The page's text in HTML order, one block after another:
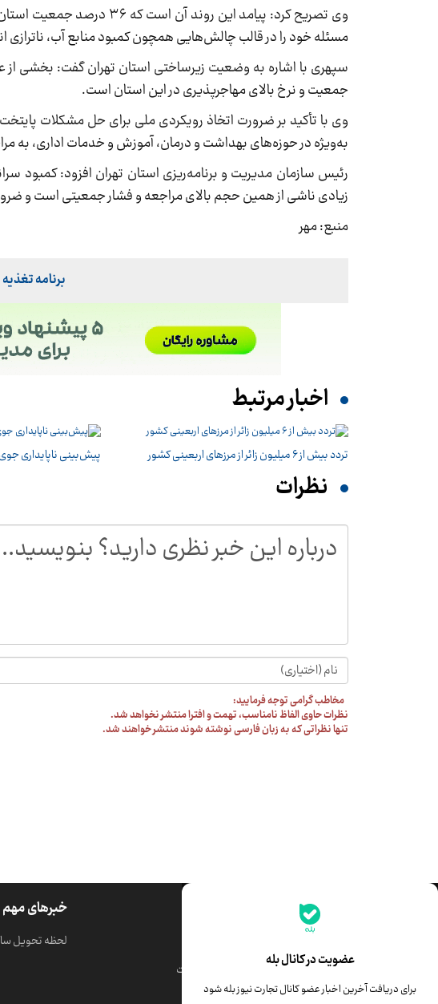
وی تصریح کرد: پیامد این
مسئله خود را در قالب چالش‌هایی همچون کمبود منابع آب،
سپهری با اشاره به وضعیت زیرساختی استان تهران گفت: بخشی از
جمعیت و نرخ بالای مهاجرپذیری در این استان است.
وی با تأکید بر ضرورت اتخاذ رویکردی ملی برای حل مشکلات
به‌ویژه در حوزه‌های بهداشت و درمان، آموزش و خدمات اداری، به
رئیس سازمان مدیریت و برنامه‌ریزی استان تهران افزود: کمبود
زیادی ناشی از همین حجم بالای مراجعه و فشار جمعیتی است و
منبع: مهر
برنامه
اخبار مرتبط
تردد بیش از ۶ میلیون زائر از مرزهای اربعینی کشور پیش‌بینی ناپایداری جوی
نظرات
مخاطب گرامی توجه فرمایید:
نظرات حاوی الفاظ نامناسب، تهمت و افترا منتشر نخواهد شد.
تنها نظراتی که به زبان فارسی نوشته شوند منتشر خواهند شد.
عضویت در کانال بله
برای دریافت آخرین اخبار عضو کانال تجارت نیوز بله شود
قیمت سکه امامی
قیمت درهم امارات
ابزار تبدیل نرخ ارز
خبرهای مهم
لحظه تحویل